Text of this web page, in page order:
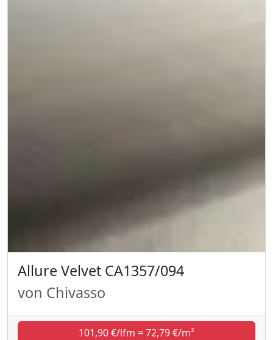
Allure Velvet CA1357/094
von Chivasso
101,90 €/lfm = 72,79 €/m²